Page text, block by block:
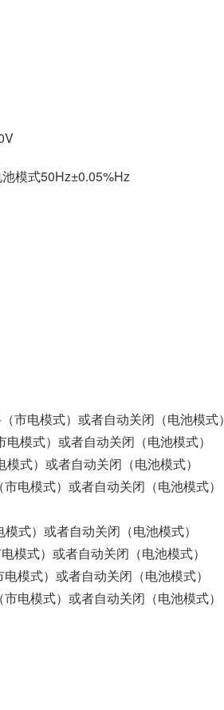
模式50Hz±0.05%Hz
市电模式）或者自动关闭（电池模式）
模式）或者自动关闭（电池模式）
式）或者自动关闭（电池模式）
电模式）或者自动关闭（电池模式）
式）或者自动关闭（电池模式）
模式）或者自动关闭（电池模式）
模式）或者自动关闭（电池模式）
电模式）或者自动关闭（电池模式）